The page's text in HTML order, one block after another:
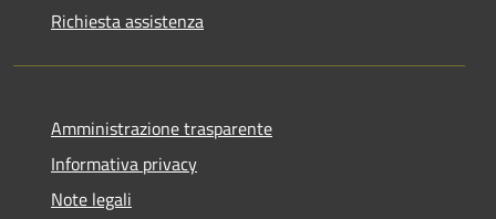
Richiesta assistenza
Amministrazione trasparente
Informativa privacy
Note legali